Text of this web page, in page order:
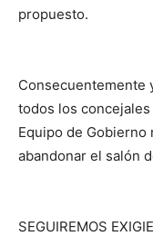
propuesto.
Consecuentemente
todos los
Equipo de
abandonar el salón
SEGUIREMOS